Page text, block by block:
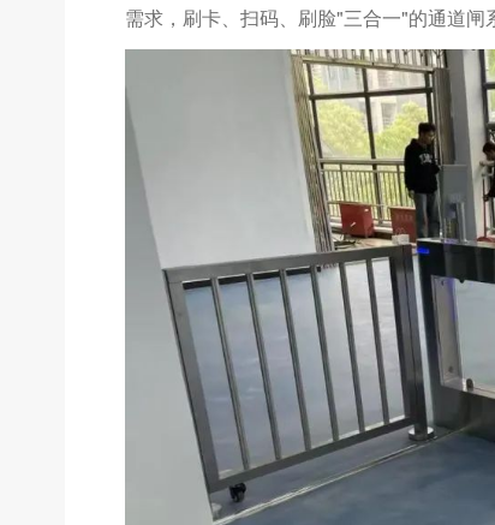
需求，刷卡、扫码、刷脸"三合一"的通道闸